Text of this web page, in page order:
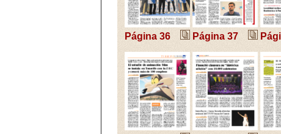
Página 36 Página 37